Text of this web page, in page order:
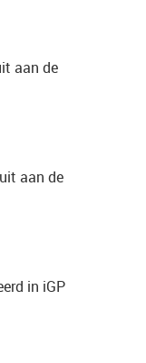
aan de
aan de
in iGP